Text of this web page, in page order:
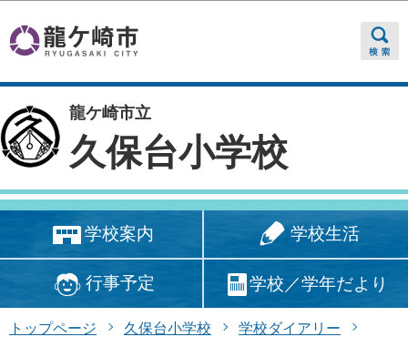
龍ケ崎市立
久保台小学校
学校案内 学校生活
行事予定 学校／学年だより
トップページ 久保台小学校
学校ダイアリー